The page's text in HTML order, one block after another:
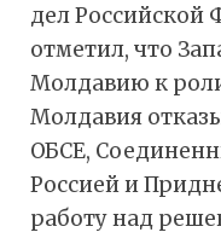
дел Российской
отметил, что
Молдавию к
Молдавия
ОБСЕ,
Россией и
работу над